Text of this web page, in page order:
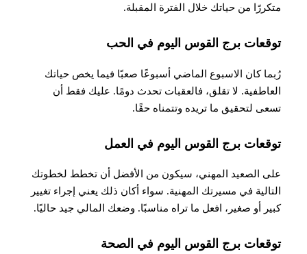
متكررًا من حياتك خلال الفترة المقبلة.
توقعات برج القوس اليوم في الحب
رُبما كان الاسبوع الماضي أسبوعًا صعبًا فيما يخص حياتك
العاطفية. لا تقلق، فالعقبات تحدث دومًا. عليك فقط أن
تسعى لتحقيق ما تريده وتتمناه حقًا.
توقعات برج القوس اليوم في العمل
على الصعيد المهني، سيكون من الأفضل أن تخطط لخطوتك
التالية في مسيرتك المهنية. سواء أكان ذلك يعني إجراء تغيير
كبير أو صغير، افعل ما تراه مناسبًا. وضعك المالي جيد حاليًا.
توقعات برج القوس اليوم في الصحة